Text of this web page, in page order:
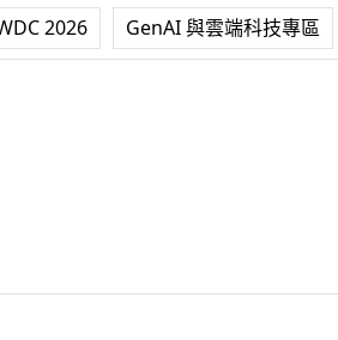
2026 GenAI 與雲端科技專區